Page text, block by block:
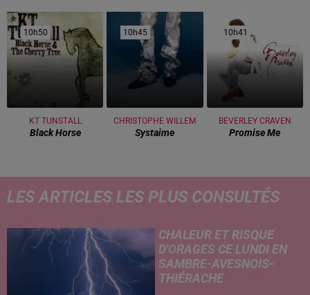
10h50
10h50
KT TUNSTALL
Black Horse
10h45
10h45
CHRISTOPHE WILLEM
Systaime
10h41
10h41
BEVERLEY CRAVEN
Promise Me
LES ARTICLES LES PLUS CONSULTÉS
CHALEUR ET RISQUE
D'ORAGES CE LUNDI EN
SAMBRE-AVESNOIS-
THIÉRACHE